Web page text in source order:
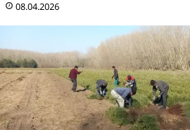
08.04.2026